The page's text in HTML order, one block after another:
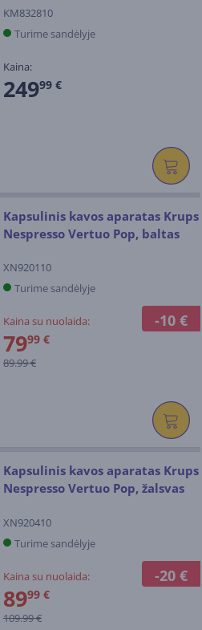
KM832810
Turime sandėlyje
Kaina:
24999 €
-10 €
Kapsulinis kavos aparatas Krups
Nespresso Vertuo Pop, baltas
XN920110
Turime sandėlyje
Kaina su nuolaida:
7999 €
89.99 €
-20 €
Kapsulinis kavos aparatas Krups
Nespresso Vertuo Pop, žalsvas
XN920410
Turime sandėlyje
Kaina su nuolaida:
8999 €
109.99 €